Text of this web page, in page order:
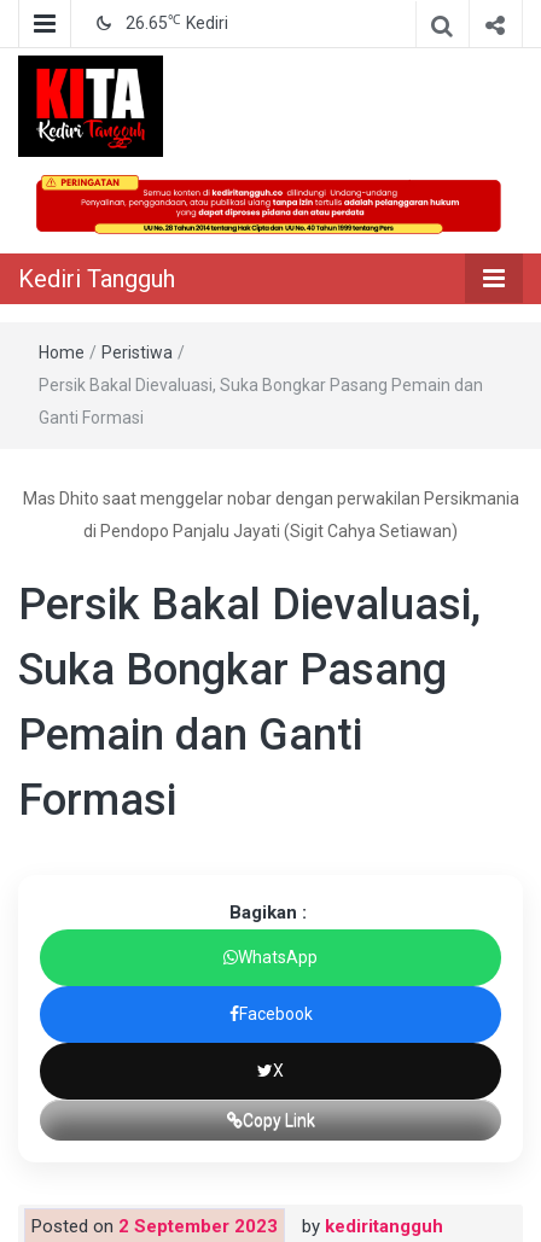
26.65℃ Kediri
Kediri Tangguh
Berita Akurat Terpercaya
Kediri Tangguh
Home / Peristiwa /
Persik Bakal Dievaluasi, Suka Bongkar Pasang Pemain dan
Ganti Formasi
Mas Dhito saat menggelar nobar dengan perwakilan Persikmania
di Pendopo Panjalu Jayati (Sigit Cahya Setiawan)
Persik Bakal Dievaluasi,
Suka Bongkar Pasang
Pemain dan Ganti
Formasi
Bagikan :
WhatsApp
Facebook
X
Copy Link
Posted on 2 September 2023 by kediritangguh